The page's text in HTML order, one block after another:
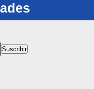
Suscribir